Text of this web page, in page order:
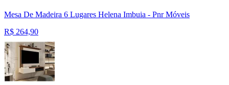
Mesa De Madeira 6 Lugares Helena Imbuia - Pnr Móveis
R$ 264,90